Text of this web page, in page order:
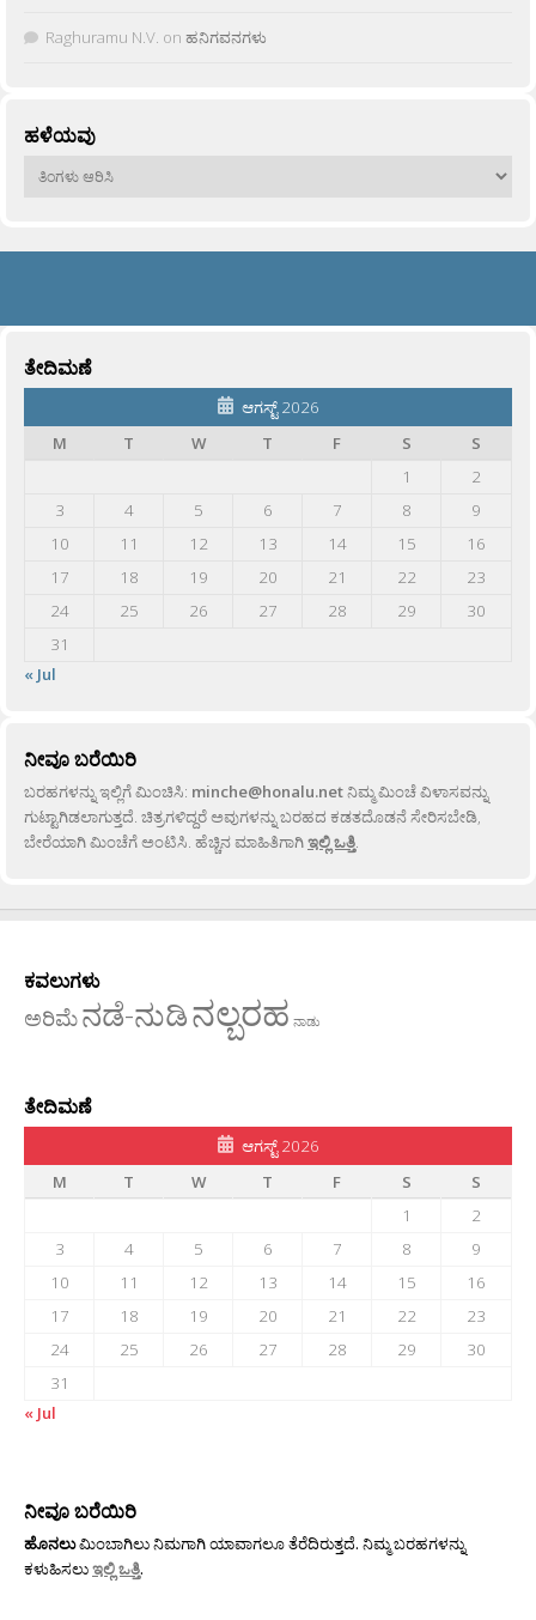
Raghuramu N.V. on ಹನಿಗವನಗಳು
ಹಳೆಯವು
ಹಳೆಯವು
ತೇದಿಮಣೆ
ಆಗಸ್ಟ್ 2026
M
T W T F S
S
1
2
3
4 5 6 7 8
9
10
11 12 13 14 15
16
17
18 19 20 21 22
23
24
25 26 27 28 29
30
31
« Jul
ನೀವೂ ಬರೆಯಿರಿ
ಬರಹಗಳನ್ನು ಇಲ್ಲಿಗೆ ಮಿಂಚಿಸಿ: minche@honalu.netನಿಮ್ಮ ಮಿಂಚೆ ವಿಳಾಸವನ್ನು
ಗುಟ್ಟಾಗಿಡಲಾಗುತ್ತದೆ. ಚಿತ್ರಗಳಿದ್ದರೆ ಅವುಗಳನ್ನು ಬರಹದ ಕಡತದೊಡನೆ ಸೇರಿಸಬೇಡಿ,
ಬೇರೆಯಾಗಿ ಮಿಂಚೆಗೆ ಅಂಟಿಸಿ. ಹೆಚ್ಚಿನ ಮಾಹಿತಿಗಾಗಿಇಲ್ಲಿ ಒತ್ತಿ.
ಕವಲುಗಳು
ಅರಿಮೆನಡೆ-ನುಡಿನಲ್ಬರಹ ನಾಡು
ತೇದಿಮಣೆ
ಆಗಸ್ಟ್ 2026
M
T W T F S
S
1
2
3
4 5 6 7 8
9
10
11 12 13 14 15
16
17
18 19 20 21 22
23
24
25 26 27 28 29
30
31
« Jul
ನೀವೂ ಬರೆಯಿರಿ
ಹೊನಲುಮಿಂಬಾಗಿಲು ನಿಮಗಾಗಿ ಯಾವಾಗಲೂ ತೆರೆದಿರುತ್ತದೆ. ನಿಮ್ಮ ಬರಹಗಳನ್ನು
ಕಳುಹಿಸಲುಇಲ್ಲಿ ಒತ್ತಿ.